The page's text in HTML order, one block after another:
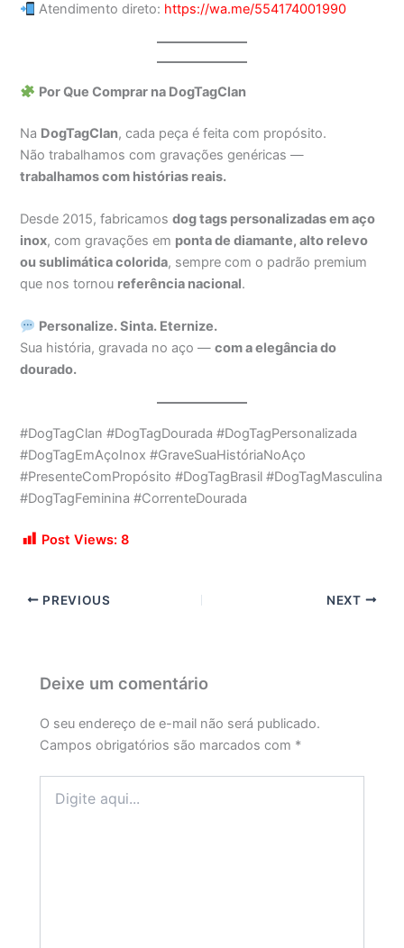
Atendimento direto: https://wa.me/554174001990
Por Que Comprar na DogTagClan
Na DogTagClan, cada peça é feita com propósito.
Não trabalhamos com gravações genéricas —
trabalhamos com histórias reais.
Desde 2015, fabricamosdog tags personalizadas em aço
inox, com gravações em ponta de diamante, alto relevo
ou sublimática colorida, sempre com o padrão premium
que nos tornou referência nacional.
Personalize. Sinta. Eternize.
Sua história, gravada no aço —com a elegância do
dourado.
#DogTagClan #DogTagDourada #DogTagPersonalizada
#DogTagEmAçoInox #GraveSuaHistóriaNoAço
#PresenteComPropósito #DogTagBrasil #DogTagMasculina
#DogTagFeminina #CorrenteDourada
Post Views: 8
PREVIOUS NEXT
Deixe um comentário
O seu endereço de e-mail não será publicado.
Campos obrigatórios são marcados com *
aqui...